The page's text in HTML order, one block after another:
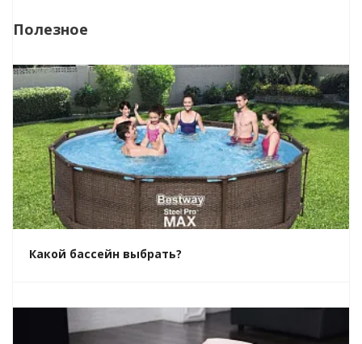
Полезное
Какой бассейн выбрать?